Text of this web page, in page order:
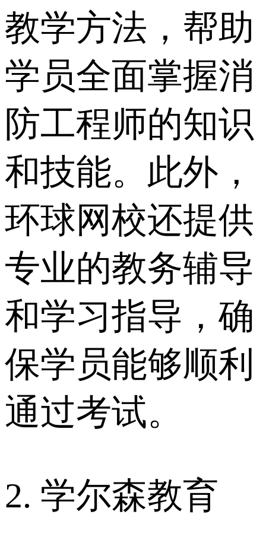
教学方法，帮助
学员全面掌握消
防工程师的知识
和技能。此外，
环球网校还提供
专业的教务辅导
和学习指导，确
保学员能够顺利
通过考试。
2. 学尔森教育